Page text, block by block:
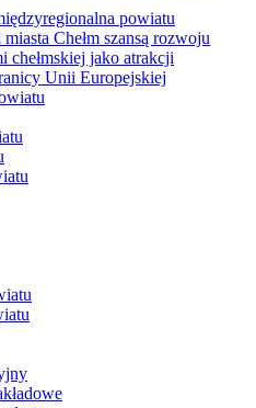
powiatu
miasta Chełm szansą rozwoju
chełmskiej jako atrakcji
Unii Europejskiej